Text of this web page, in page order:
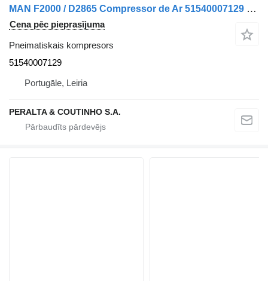
MAN F2000 / D2865 Compressor de Ar 51540007129 pneimatiskais kompresors paredzēts MAN F/M/L 2000 kravas automašīnas
Cena pēc pieprasījuma
Pneimatiskais kompresors
51540007129
Portugāle, Leiria
PERALTA & COUTINHO S.A.